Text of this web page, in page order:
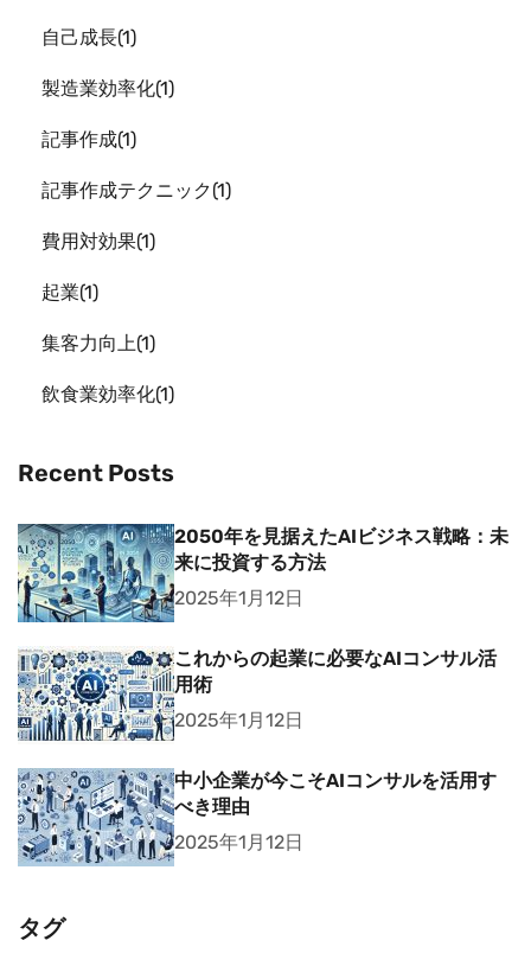
自己成長 1
製造業効率化 1
記事作成 1
記事作成テクニック 1
費用対効果 1
起業 1
集客力向上 1
飲食業効率化 1
Recent Posts
2050年を見据えたAIビジネス戦略：未
来に投資する方法
2025年1月12日
これからの起業に必要なAIコンサル活
用術
2025年1月12日
中小企業が今こそAIコンサルを活用す
べき理由
2025年1月12日
タグ